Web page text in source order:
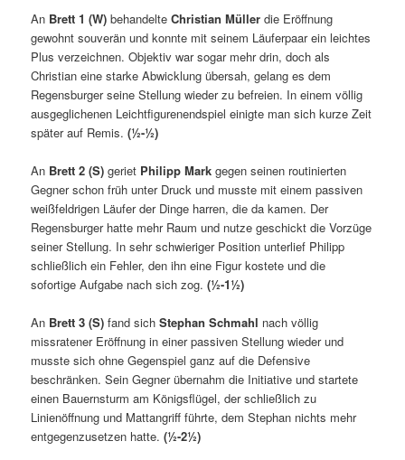
An Brett 1 (W) behandelteChristian Müller die Eröffnung
gewohnt souverän und konnte mit seinem Läuferpaar ein leichtes
Plus verzeichnen. Objektiv war sogar mehr drin, doch als
Christian eine starke Abwicklung übersah, gelang es dem
Regensburger seine Stellung wieder zu befreien. In einem völlig
ausgeglichenen Leichtfigurenendspiel einigte man sich kurze Zeit
später auf Remis.(½-½)
An Brett 2 (S) geriet Philipp Mark gegen seinen routinierten
Gegner schon früh unter Druck und musste mit einem passiven
weißfeldrigen Läufer der Dinge harren, die da kamen. Der
Regensburger hatte mehr Raum und nutze geschickt die Vorzüge
seiner Stellung. In sehr schwieriger Position unterlief Philipp
schließlich ein Fehler, den ihn eine Figur kostete und die
sofortige Aufgabe nach sich zog.(½-1½)
An Brett 3 (S) fand sichStephan Schmahl nach völlig
missratener Eröffnung in einer passiven Stellung wieder und
musste sich ohne Gegenspiel ganz auf die Defensive
beschränken. Sein Gegner übernahm die Initiative und startete
einen Bauernsturm am Königsflügel, der schließlich zu
Linienöffnung und Mattangriff führte, dem Stephan nichts mehr
entgegenzusetzen hatte.(½-2½)